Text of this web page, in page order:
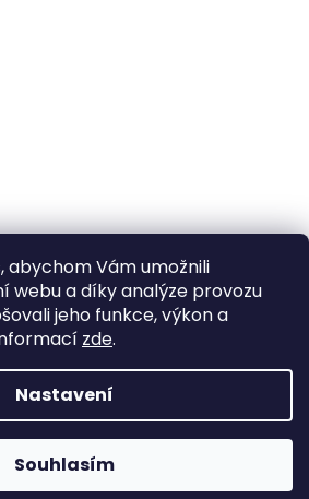
abychom Vám umožnili
webu a díky analýze provozu
jeho funkce, výkon a
zde.
Nastavení
Souhlasím
Sledovat na Instagramu
Vytvořil Shoptet
klipy na dudlíčky